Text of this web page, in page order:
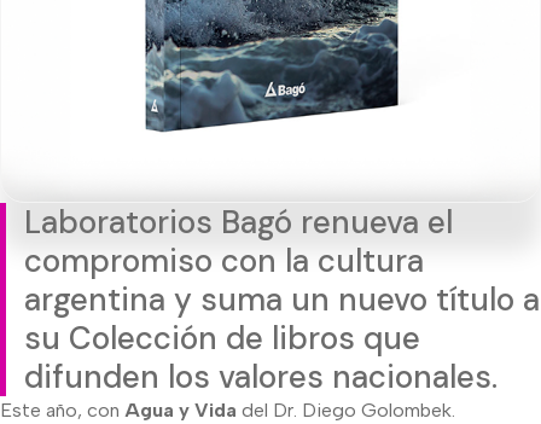
Laboratorios Bagó renueva el
compromiso con la cultura
argentina y suma un nuevo título a
su Colección de libros que
difunden los valores nacionales.
Este año, con Agua y Vida del Dr. Diego Golombek.